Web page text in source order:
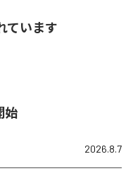
ています
始
2026.8.7